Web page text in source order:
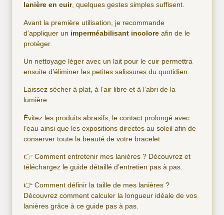
lanière en cuir, quelques gestes simples suffisent.
Avant la première utilisation, je recommande
d’appliquer un imperméabilisant incolore afin de le
protéger.
Un nettoyage léger avec un lait pour le cuir permettra
ensuite d’éliminer les petites salissures du quotidien.
Laissez sécher à plat, à l’air libre et à l’abri de la
lumière.
Évitez les produits abrasifs, le contact prolongé avec
l’eau ainsi que les expositions directes au soleil afin de
conserver toute la beauté de votre bracelet.
👉 Comment entretenir mes lanières ? Découvrez et
téléchargez le guide détaillé d’entretien pas à pas.
👉 Comment définir la taille de mes lanières ?
Découvrez comment calculer la longueur idéale de vos
lanières grâce àce guide pas à pas